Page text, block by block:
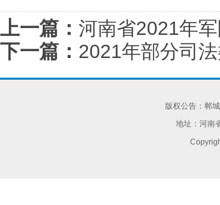
上一篇： 河南省2021年
下一篇： 2021年部分司
版权公告：郸
地址：河南